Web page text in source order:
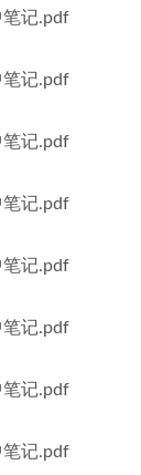
笔记.pdf
笔记.pdf
笔记.pdf
笔记.pdf
笔记.pdf
笔记.pdf
笔记.pdf
笔记.pdf